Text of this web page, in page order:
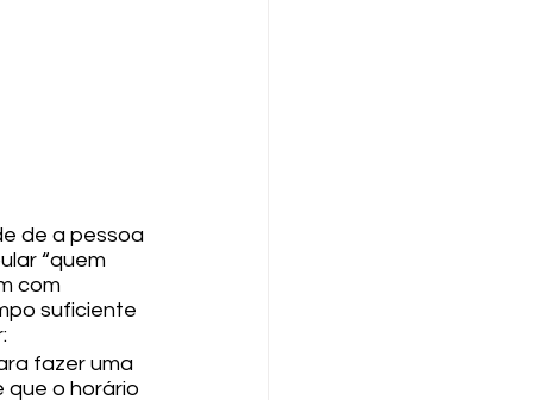
de a pessoa
“quem
com
suficiente
fazer uma
que o horário